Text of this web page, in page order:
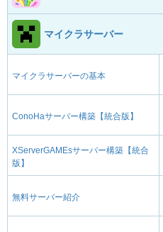
マイクラサーバー
マイクラサーバーの基本
ConoHaサーバー構築【統合版】
XServerGAMEsサーバー構築【統合
版】
無料サーバー紹介